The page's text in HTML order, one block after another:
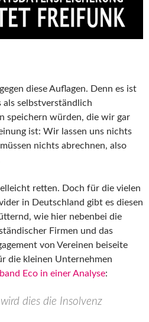
diese Auflagen. Denn es ist
als selbstverständlich
speichern würden, die wir gar
ist: Wir lassen uns nichts
nichts abrechnen, also
retten. Doch für die vielen
in Deutschland gibt es diesen
wie hier nebenbei die
Firmen und das
von Vereinen beiseite
die kleinen Unternehmen
Eco in einer Analyse:
dies die Insolvenz